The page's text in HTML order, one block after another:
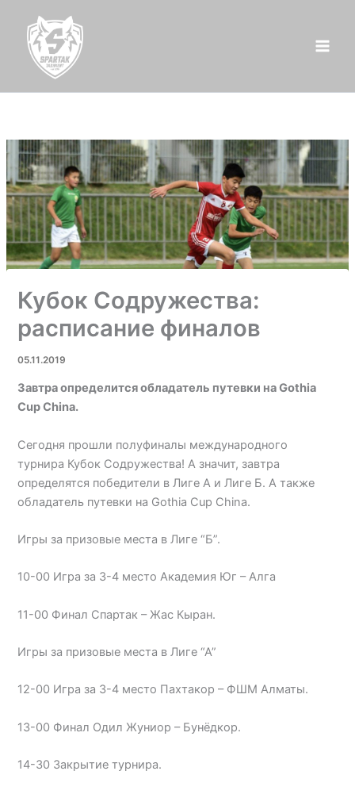
содержимому
Кубок Содружества:
расписание финалов
05.11.2019
Завтра определится обладатель путевки на Gothia
Cup China.
Сегодня прошли полуфиналы международного
турнира Кубок Содружества! А значит, завтра
определятся победители в Лиге А и Лиге Б. А также
обладатель путевки на Gothia Cup China.
Игры за призовые места в Лиге “Б”.
10-00 Игра за 3-4 место Академия Юг – Алга
11-00 Финал Спартак – Жас Кыран.
Игры за призовые места в Лиге “А”
12-00 Игра за 3-4 место Пахтакор – ФШМ Алматы.
13-00 Финал Одил Жуниор – Бунёдкор.
14-30 Закрытие турнира.